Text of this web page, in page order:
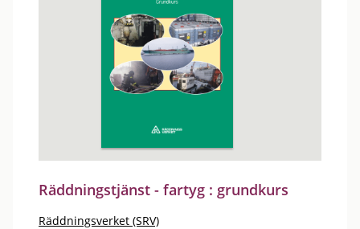
Räddningstjänst - fartyg : grundkurs
Räddningsverket (SRV)